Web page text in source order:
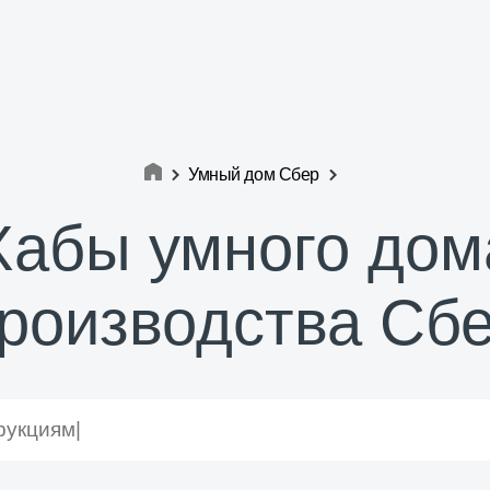
Умный дом Сбер
умного